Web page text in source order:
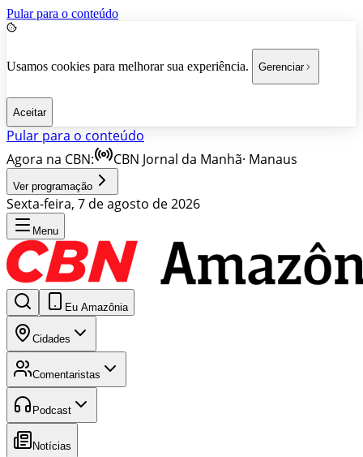
Pular para o conteúdo
Usamos cookies para melhorar sua experiência. Gerenciar
Aceitar
Pular para o conteúdo
Agora na CBN:
CBN Jornal da Manhã· Manaus
Ver programação
Sexta-feira, 7 de agosto de 2026
Menu
Eu Amazônia
Cidades
Comentaristas
Podcast
Notícias